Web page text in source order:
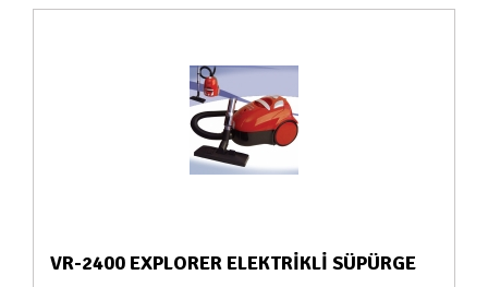
VR-2400 EXPLORER ELEKTRİKLİ SÜPÜRGE